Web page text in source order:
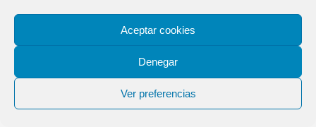
Aceptar cookies
Denegar
Ver preferencias
Dirección
Rda. de Puerta Nueva, 4 Bis 49016 Zamora